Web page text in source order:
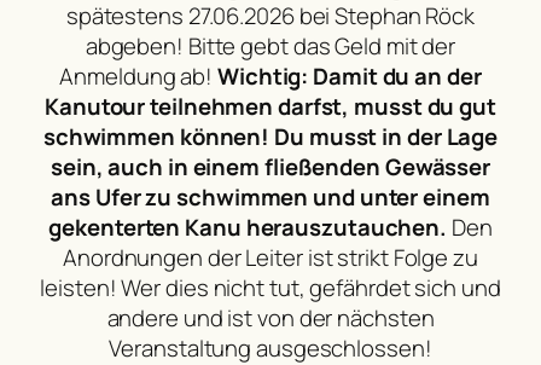
spätestens 27.06.2026 bei Stephan Röck
abgeben! Bitte gebt das Geld mit der
Anmeldung ab! Wichtig: Damit du an der
Kanutour teilnehmen darfst, musst du gut
schwimmen können! Du musst in der Lage
sein, auch in einem fließenden Gewässer
ans Ufer zu schwimmen und untereinem
gekenterten Kanu herauszutauchen. Den
Anordnungen der Leiter ist strikt Folge zu
leisten! Wer dies nicht tut, gefährdet sich und
andere und ist von der nächsten
Veranstaltung ausgeschlossen!